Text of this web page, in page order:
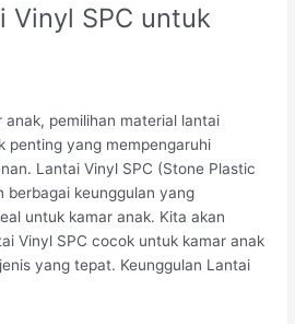
Vinyl SPC untuk
anak, pemilihan material lantai
penting yang mempengaruhi
Lantai Vinyl SPC (Stone Plastic
berbagai keunggulan yang
untuk kamar anak. Kita akan
Vinyl SPC cocok untuk kamar anak
yang tepat. Keunggulan Lantai